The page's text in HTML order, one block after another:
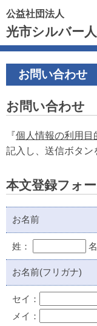
公益社団法人
光市シルバー
お問い合わせ
お問い合わせ
『個人情報の利用目
記入し、送信ボタン
本文登録フォ
お名前
姓：
お名前(フリガナ)
セイ：
メイ：